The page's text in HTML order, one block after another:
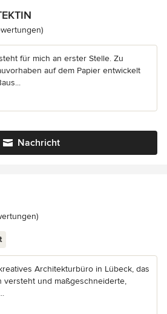
5 von 5 Sternen
für mich an erster Stelle. Zu
auf dem Papier entwickelt
Nachricht
5 von 5 Sternen
Architekturbüro in Lübeck, das
versteht und maßgeschneiderte,